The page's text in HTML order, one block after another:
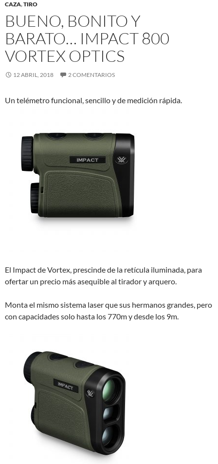
CAZA,TIRO
BUENO, BONITO Y
BARATO… IMPACT 800
VORTEX OPTICS
12 ABRIL, 2018 2 COMENTARIOS
Un telémetro funcional, sencillo y de medición rápida.
El Impact de Vortex, prescinde de la retícula iluminada, para
ofertar un precio más asequible al tirador y arquero.
Monta el mismo sistema laser que sus hermanos grandes, pero
con capacidades solo hasta los 770m y desde los 9m.